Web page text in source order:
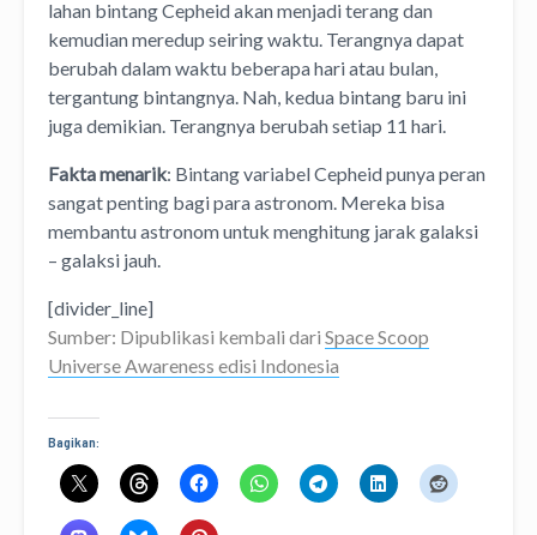
lahan bintang Cepheid akan menjadi terang dan
kemudian meredup seiring waktu. Terangnya dapat
berubah dalam waktu beberapa hari atau bulan,
tergantung bintangnya. Nah, kedua bintang baru ini
juga demikian. Terangnya berubah setiap 11 hari.
Fakta menarik: Bintang variabel Cepheid punya peran
sangat penting bagi para astronom. Mereka bisa
membantu astronom untuk menghitung jarak galaksi
– galaksi jauh.
[divider_line]
Sumber: Dipublikasi kembali dari Space Scoop
Universe Awareness edisi Indonesia
Bagikan: